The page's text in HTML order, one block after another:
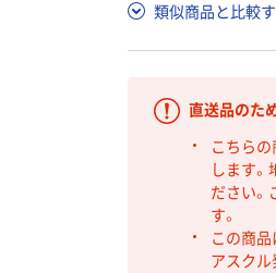
類似商品と比較
直送品のた
こちらの
します
ださい。
す。
この商品
アスクル